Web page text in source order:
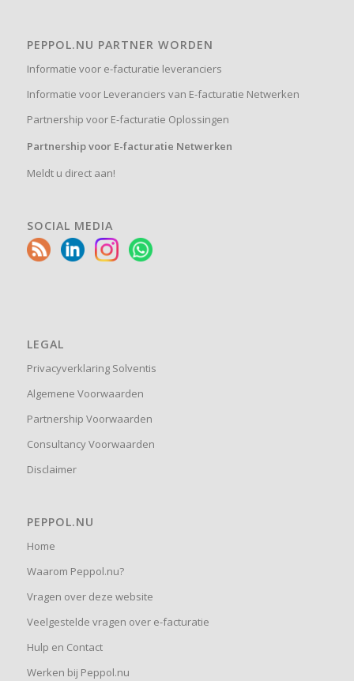
PEPPOL.NU PARTNER WORDEN
Informatie voor e-facturatie leveranciers
Informatie voor Leveranciers van E-facturatie Netwerken
Partnership voor E-facturatie Oplossingen
Partnership voor E-facturatie Netwerken
Meldt u direct aan!
SOCIAL MEDIA
LEGAL
Privacyverklaring Solventis
Algemene Voorwaarden
Partnership Voorwaarden
Consultancy Voorwaarden
Disclaimer
PEPPOL.NU
Home
Waarom Peppol.nu?
Vragen over deze website
Veelgestelde vragen over e-facturatie
Hulp en Contact
Werken bij Peppol.nu